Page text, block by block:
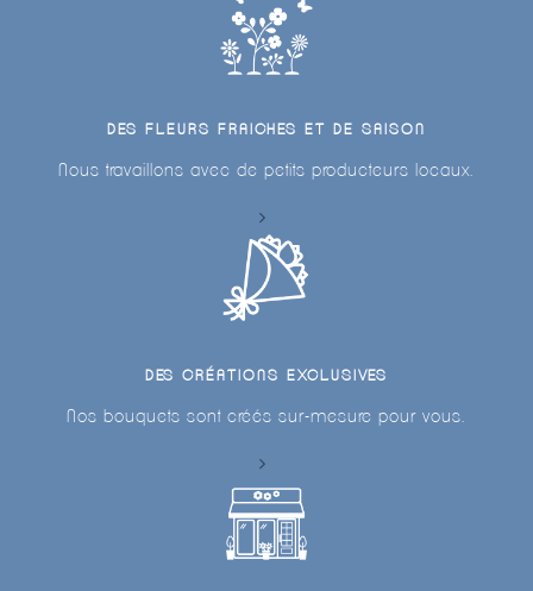
DES FLEURS FRAICHES ET DE SAISON
Nous travaillons avec de petits producteurs locaux.
DES CRÉATIONS EXCLUSIVES
Nos bouquets sont créés sur-mesure pour vous.